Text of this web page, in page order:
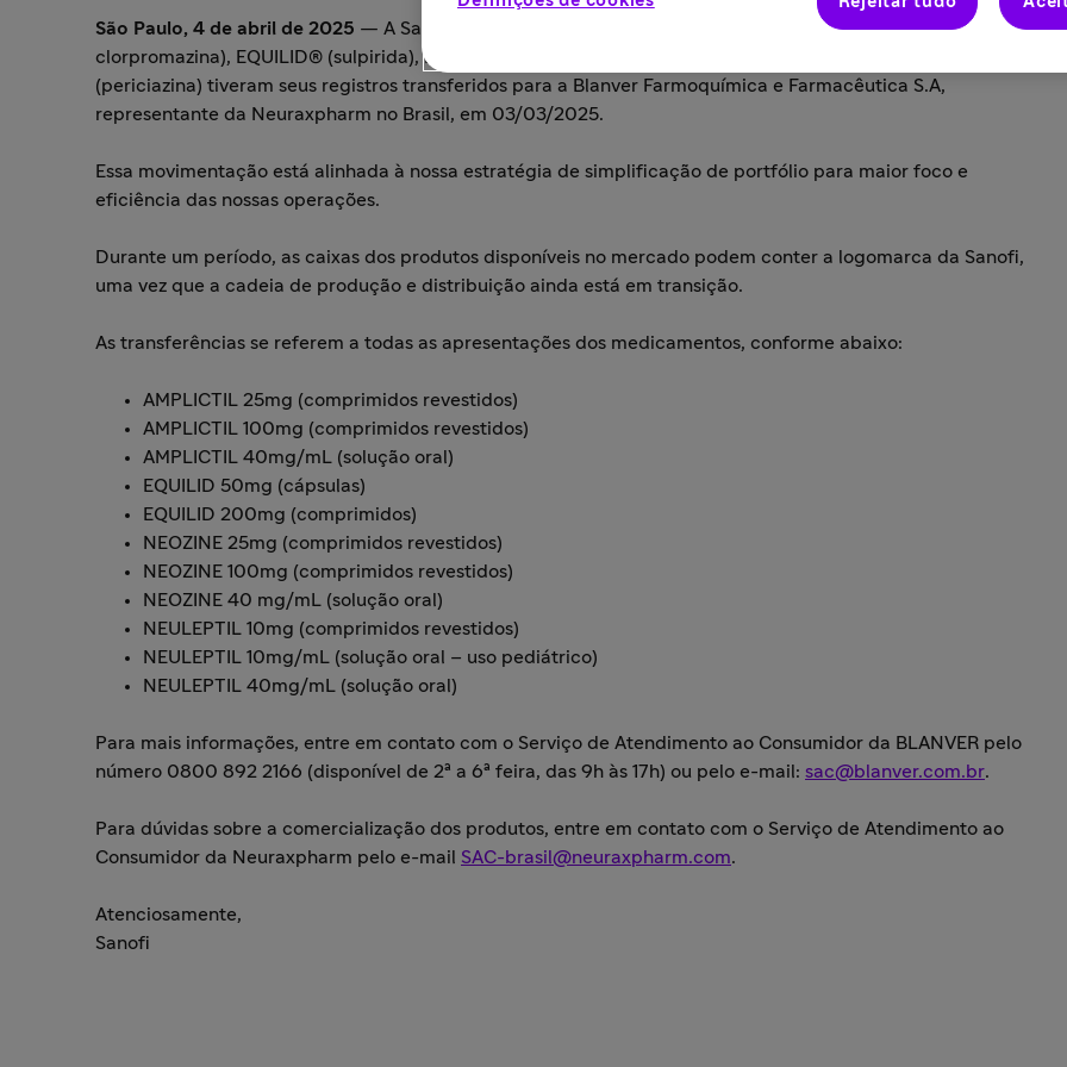
São Paulo, 4 de abril de 2025 — A Sanofi informa que os medicamentos AMPLICTIL® (cloridrato de
clorpromazina), EQUILID® (sulpirida), NEOZINE® (maleato de levomepromazina) e NEULEPTIL®
(periciazina) tiveram seus registros transferidos para a Blanver Farmoquímica e Farmacêutica S.A,
representante da Neuraxpharm no Brasil, em 03/03/2025.
Essa movimentação está alinhada à nossa estratégia de simplificação de portfólio para maior foco e
eficiência das nossas operações.
Durante um período, as caixas dos produtos disponíveis no mercado podem conter a logomarca da Sanofi,
uma vez que a cadeia de produção e distribuição ainda está em transição.
As transferências se referem a todas as apresentações dos medicamentos, conforme abaixo:
AMPLICTIL 25mg (comprimidos revestidos)
AMPLICTIL 100mg (comprimidos revestidos)
AMPLICTIL 40mg/mL (solução oral)
EQUILID 50mg (cápsulas)
EQUILID 200mg (comprimidos)
NEOZINE 25mg (comprimidos revestidos)
NEOZINE 100mg (comprimidos revestidos)
NEOZINE 40 mg/mL (solução oral)
NEULEPTIL 10mg (comprimidos revestidos)
NEULEPTIL 10mg/mL (solução oral – uso pediátrico)
NEULEPTIL 40mg/mL (solução oral)
Para mais informações, entre em contato com o Serviço de Atendimento ao Consumidor da BLANVER pelo
número 0800 892 2166 (disponível de 2ª a 6ª feira, das 9h às 17h) ou pelo e-mail: sac@blanver.com.br.
Para dúvidas sobre a comercialização dos produtos, entre em contato com o Serviço de Atendimento ao
Consumidor da Neuraxpharm pelo e-mail SAC-brasil@neuraxpharm.com.
Atenciosamente,
Sanofi